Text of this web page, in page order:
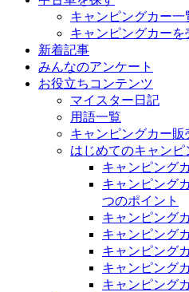
キャンピングカー一
キャンピングカーを
新着記事
みんなのアンケート
お役立ちコンテンツ
マイスター日記
用語一覧
キャンピングカー販
はじめてのキャンピ
キャンピング
キャンピング
つのポイント
キャンピング
キャンピング
キャンピング
キャンピング
キャンピング